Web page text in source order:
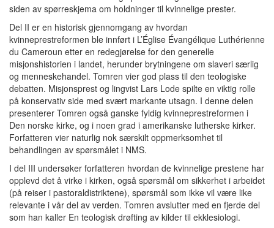
siden av spørreskjema om holdninger til kvinnelige prester.
Del II er en historisk gjennomgang av hvordan
kvinneprestreformen ble innført i L’Église Évangélique Luthérienne
du Cameroun etter en redegjørelse for den generelle
misjonshistorien i landet, herunder brytningene om slaveri særlig
og menneskehandel. Tomren vier god plass til den teologiske
debatten. Misjonsprest og lingvist Lars Lode spilte en viktig rolle
på konservativ side med svært markante utsagn. I denne delen
presenterer Tomren også ganske fyldig kvinneprestreformen i
Den norske kirke, og i noen grad i amerikanske lutherske kirker.
Forfatteren vier naturlig nok særskilt oppmerksomhet til
behandlingen av spørsmålet i NMS.
I del III undersøker forfatteren hvordan de kvinnelige prestene har
opplevd det å virke i kirken, også spørsmål om sikkerhet i arbeidet
(på reiser i pastoraldistriktene), spørsmål som ikke vil være like
relevante i vår del av verden. Tomren avslutter med en fjerde del
som han kaller En teologisk drøfting av kilder til ekklesiologi.